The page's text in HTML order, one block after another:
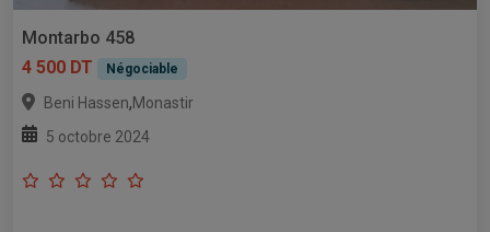
Montarbo 458
4 500 DT
Négociable
Beni Hassen,Monastir
5 octobre 2024